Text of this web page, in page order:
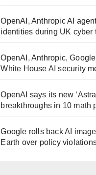
OpenAI, Anthropic AI
identities during UK cyber
OpenAI, Anthropic,
White House AI security
OpenAI says its new
breakthroughs in 10 math
Google rolls back AI
Earth over policy